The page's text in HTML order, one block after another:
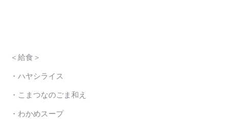
＜給食＞
・ハヤシライス
・こまつなのごま和え
・わかめスープ